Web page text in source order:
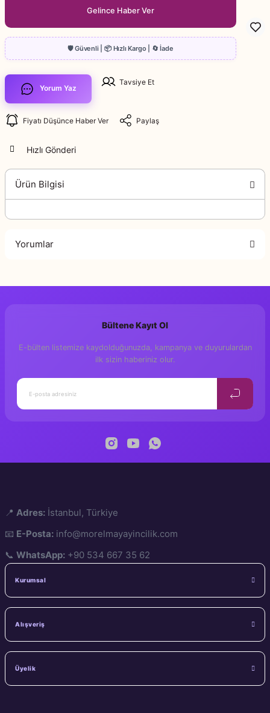
Gelince Haber Ver
Yorum Yaz
Tavsiye Et
Fiyatı Düşünce Haber Ver Paylaş
Hızlı Gönderi
Ürün Bilgisi
Yorumlar
Yorum Yaz
Bültene Kayıt Ol
E-bülten listemize kaydolduğunuzda, kampanya ve duyurulardan
ilk sizin haberiniz olur.
📍 Adres: İstanbul, Türkiye
📧 E-Posta: info@morelmayayincilik.com
📞 WhatsApp: +90 534 667 35 62
Kurumsal
Alışveriş
Üyelik